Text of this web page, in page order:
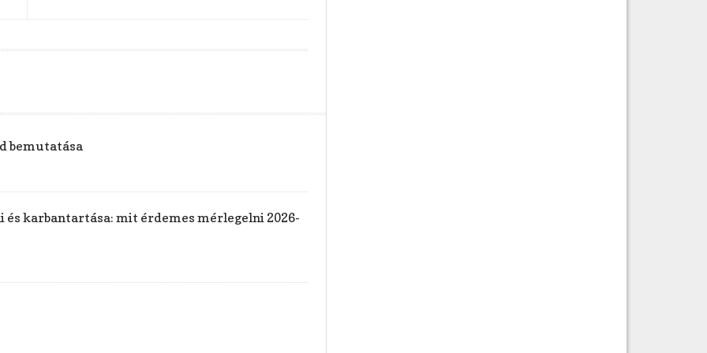
bemutatása
és karbantartása: mit érdemes mérlegelni 2026-